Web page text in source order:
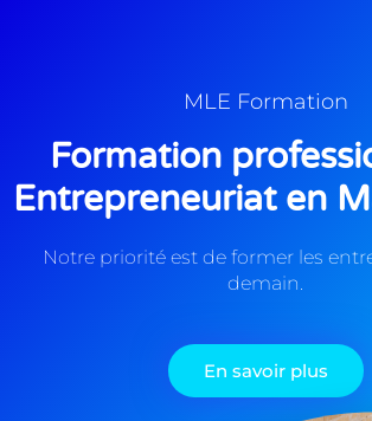
MLE Formation
Formation
Entrepreneuriat en
Notre priorité est de former les
demain.
En savoir plus